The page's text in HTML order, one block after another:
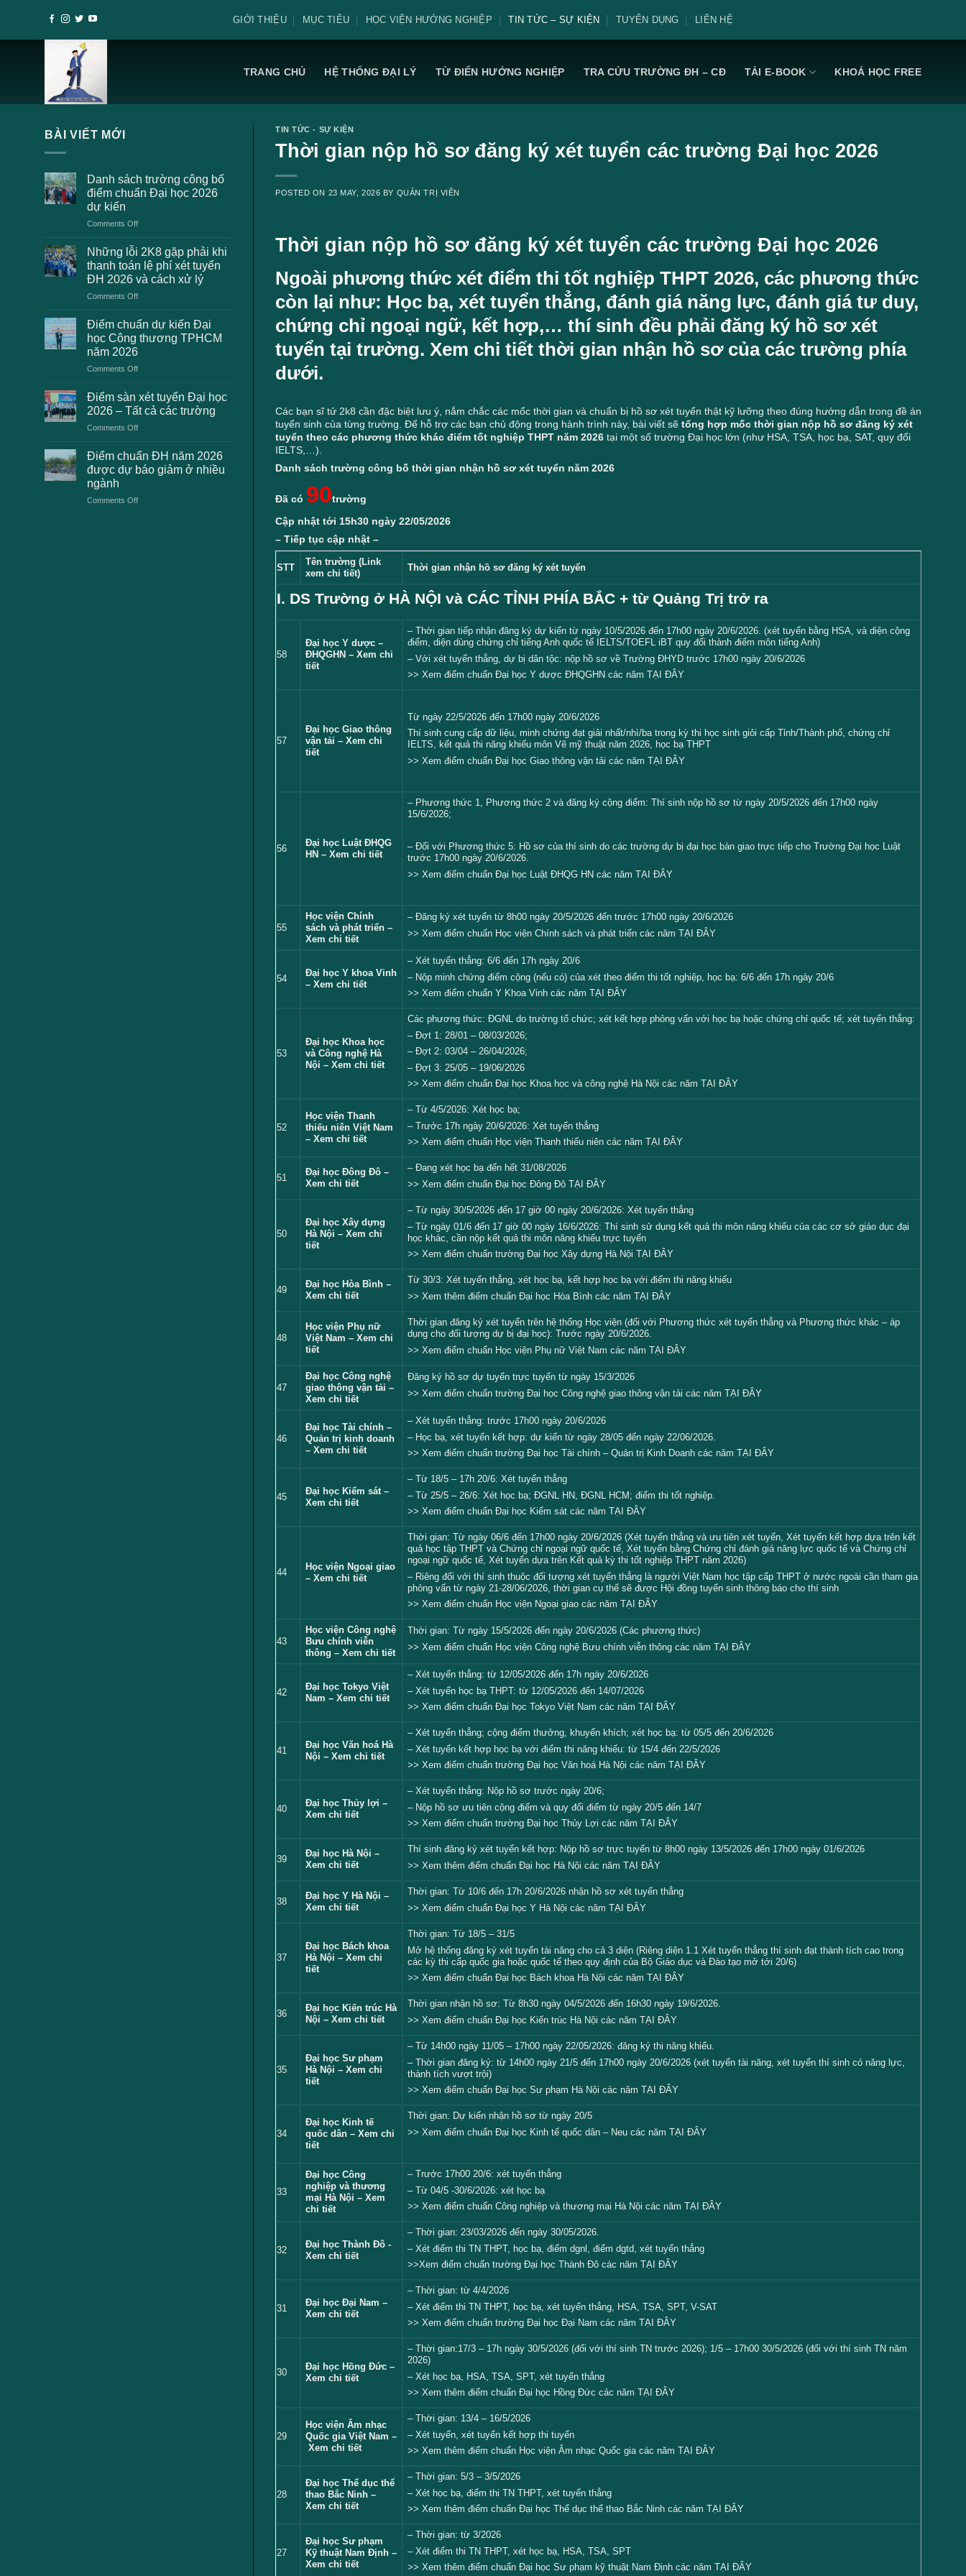
GIỚI THIỆU MỤC TIÊU HỌC VIỆN HƯỚNG NGHIỆP TIN TỨC – SỰ KIỆN TUYỂN DỤNG LIÊN HỆ
TRANG CHỦ HỆ THỐNG ĐẠI LÝ TỪ ĐIỂN HƯỚNG NGHIỆP TRA CỨU TRƯỜNG ĐH – CĐ TẢI E-BOOK KHOÁ HỌC FREE
BÀI VIẾT MỚI
Danh sách trường công bố
điểm chuẩn Đại học 2026
dự kiến
Comments Offon
sách
trường
công
bố
điểm
Đại
học
2026
kiến
Những lỗi 2K8 gặp phải khi
thanh toán lệ phí xét tuyển
ĐH 2026 và cách xử lý
Comments Offon
lỗi
2K8
gặp
phải
khi
toán
lệ
phí
xét
ĐH
2026
Điểm chuẩn dự kiến Đại
học Công thương TPHCM
năm 2026
Comments Offon
chuẩn
dự
kiến
Đại
Công
thương
TPHCM
2026
Điểm sàn xét tuyển Đại học
2026 – Tất cả các trường
Comments Offon
sàn
xét
tuyển
học
Điểm chuẩn ĐH năm 2026
được dự báo giảm ở nhiều
ngành
Comments Offon
TIN TỨC - SỰ KIỆN
Thời gian nộp hồ sơ đăng ký xét tuyển các trường Đại học 2026
POSTED ON 23 MAY, 2026 BY QUẢN TRỊ VIÊN
Thời gian nộp hồ sơ đăng ký xét tuyển các trường Đại học 2026
Ngoài phương thức xét điểm thi tốt nghiệp THPT 2026, các phương thức
còn lại như: Học bạ, xét tuyển thẳng, đánh giá năng lực, đánh giá tư duy,
chứng chỉ ngoại ngữ, kết hợp,… thí sinh đều phải đăng ký hồ sơ xét
tuyển tại trường. Xem chi tiết thời gian nhận hồ sơ của các trường phía
dưới.
Các bạn sĩ tử 2k8 cần đặc biệt lưu ý, nắm chắc các mốc thời gian và chuẩn bị hồ sơ xét tuyển thật kỹ lưỡng theo đúng hướng dẫn trong đề án
tuyển sinh của từng trường. Để hỗ trợ các bạn chủ động trong hành trình này, bài viết sẽ tổng hợp mốc thời gian nộp hồ sơ đăng ký xét
tuyển theo các phương thức khác điểm tốt nghiệp THPT năm 2026 tại một số trường Đại học lớn (như HSA, TSA, học bạ, SAT, quy đổi
IELTS,…).
Danh sách trường công bố thời gian nhận hồ sơ xét tuyển năm 2026
Đã có 90trường
Cập nhật tới 15h30 ngày 22/05/2026
– Tiếp tục cập nhật –
STT
Tên trường (Link
xem chi tiết)
Thời gian nhận hồ sơ đăng ký xét tuyển
I. DS Trường ở HÀ NỘI và CÁC TỈNH PHÍA BẮC + từ Quảng Trị trở ra
58
Đại học Y dược –
ĐHQGHN – Xem chi
tiết
– Thời gian tiếp nhận đăng ký dự kiến từ ngày 10/5/2026 đến 17h00 ngày 20/6/2026. (xét tuyển bằng HSA, và diện cộng
điểm, diện dùng chứng chỉ tiếng Anh quốc tế IELTS/TOEFL iBT quy đổi thành điểm môn tiếng Anh)
– Với xét tuyển thẳng, dự bị dân tộc: nộp hồ sơ về Trường ĐHYD trước 17h00 ngày 20/6/2026
>> Xem điểm chuẩn Đại học Y dược ĐHQGHN các nămTẠI ĐÂY
57
Đại học Giao thông
vận tải – Xem chi
tiết
Từ ngày 22/5/2026 đến 17h00 ngày 20/6/2026
Thí sinh cung cấp dữ liệu, minh chứng đạt giải nhất/nhì/ba trong kỳ thi học sinh giỏi cấp Tỉnh/Thành phố, chứng chỉ
IELTS, kết quả thi năng khiếu môn Vẽ mỹ thuật năm 2026, học bạ THPT
>> Xem điểm chuẩn Đại học Giao thông vận tải các nămTẠI ĐÂY
56
Đại học Luật ĐHQG
HN – Xem chi tiết
– Phương thức 1, Phương thức 2 và đăng ký cộng điểm: Thí sinh nộp hồ sơ từ ngày 20/5/2026 đến 17h00 ngày
15/6/2026;
– Đối với Phương thức 5: Hồ sơ của thí sinh do các trường dự bị đại học bàn giao trực tiếp cho Trường Đại học Luật
trước 17h00 ngày 20/6/2026.
>> Xem điểm chuẩn Đại học Luật ĐHQG HN các nămTẠI ĐÂY
55
Học viện Chính
sách và phát triển –
Xem chi tiết
– Đăng ký xét tuyển từ 8h00 ngày 20/5/2026 đến trước 17h00 ngày 20/6/2026
>> Xem điểm chuẩn Học viện Chính sách và phát triển các nămTẠI ĐÂY
54
Đại học Y khoa Vinh
– Xem chi tiết
– Xét tuyển thẳng: 6/6 đến 17h ngày 20/6
– Nộp minh chứng điểm cộng (nếu có) của xét theo điểm thi tốt nghiệp, học bạ: 6/6 đến 17h ngày 20/6
>> Xem điểm chuẩn Y Khoa Vinh các nămTẠI ĐÂY
53
Đại học Khoa học
và Công nghệ Hà
Nội – Xem chi tiết
Các phương thức: ĐGNL do trường tổ chức; xét kết hợp phỏng vấn với học bạ hoặc chứng chỉ quốc tế; xét tuyển thẳng:
– Đợt 1: 28/01 – 08/03/2026;
– Đợt 2: 03/04 – 26/04/2026;
– Đợt 3: 25/05 – 19/06/2026
>> Xem điểm chuẩn Đại học Khoa học và công nghệ Hà Nội các nămTẠI ĐÂY
52
Học viện Thanh
thiếu niên Việt Nam
– Xem chi tiết
– Từ 4/5/2026: Xét học bạ;
– Trước 17h ngày 20/6/2026: Xét tuyển thẳng
>> Xem điểm chuẩn Học viện Thanh thiếu niên các nămTẠI ĐÂY
51
Đại học Đông Đô –
Xem chi tiết
– Đang xét học bạ đến hết 31/08/2026
>> Xem điểm chuẩn Đại học Đông ĐôTẠI ĐÂY
50
Đại học Xây dựng
Hà Nội – Xem chi
tiết
– Từ ngày 30/5/2026 đến 17 giờ 00 ngày 20/6/2026: Xét tuyển thẳng
– Từ ngày 01/6 đến 17 giờ 00 ngày 16/6/2026: Thí sinh sử dụng kết quả thi môn năng khiếu của các cơ sở giáo dục đại
học khác, cần nộp kết quả thi môn năng khiếu trực tuyến
>> Xem điểm chuẩn trường Đại học Xây dựng Hà NộiTẠI ĐÂY
49
Đại học Hòa Bình –
Xem chi tiết
Từ 30/3: Xét tuyển thẳng, xét học bạ, kết hợp học bạ với điểm thi năng khiếu
>> Xem thêm điểm chuẩn Đại học Hòa Bình các nămTẠI ĐÂY
48
Học viện Phụ nữ
Việt Nam – Xem chi
tiết
Thời gian đăng ký xét tuyển trên hệ thống Học viện (đối với Phương thức xét tuyển thẳng và Phương thức khác – áp
dụng cho đối tượng dự bị đại học): Trước ngày 20/6/2026.
>> Xem điểm chuẩn Học viện Phụ nữ Việt Nam các nămTẠI ĐÂY
47
Đại học Công nghệ
giao thông vận tải –
Xem chi tiết
Đăng ký hồ sơ dự tuyển trực tuyến từ ngày 15/3/2026
>> Xem điểm chuẩn trường Đại học Công nghệ giao thông vận tải các năm TẠI ĐÂY
46
Đại học Tài chính –
Quản trị kinh doanh
– Xem chi tiết
– Xét tuyển thẳng: trước 17h00 ngày 20/6/2026
– Học bạ, xét tuyển kết hợp: dự kiến từ ngày 28/05 đến ngày 22/06/2026.
>> Xem điểm chuẩn trường Đại học Tài chính – Quản trị Kinh Doanh các nămTẠI ĐÂY
45
Đại học Kiểm sát –
Xem chi tiết
– Từ 18/5 – 17h 20/6: Xét tuyển thẳng
– Từ 25/5 – 26/6: Xét học bạ; ĐGNL HN, ĐGNL HCM; điểm thi tốt nghiệp.
>> Xem điểm chuẩn Đại học Kiểm sát các nămTẠI ĐÂY
44
Học viện Ngoại giao
– Xem chi tiết
Thời gian: Từ ngày 06/6 đến 17h00 ngày 20/6/2026 (Xét tuyển thẳng và ưu tiên xét tuyển, Xét tuyển kết hợp dựa trên kết
quả học tập THPT và Chứng chỉ ngoại ngữ quốc tế, Xét tuyển bằng Chứng chỉ đánh giá năng lực quốc tế và Chứng chỉ
ngoại ngữ quốc tế, Xét tuyển dựa trên Kết quả kỳ thi tốt nghiệp THPT năm 2026)
– Riêng đối với thí sinh thuộc đối tượng xét tuyển thẳng là người Việt Nam học tập cấp THPT ở nước ngoài cần tham gia
phỏng vấn từ ngày 21-28/06/2026, thời gian cụ thể sẽ được Hội đồng tuyển sinh thông báo cho thí sinh
>> Xem điểm chuẩn Học viện Ngoại giao các nămTẠI ĐÂY
43
Học viện Công nghệ
Bưu chính viễn
thông – Xem chi tiết
Thời gian: Từ ngày 15/5/2026 đến ngày 20/6/2026 (Các phương thức)
>> Xem điểm chuẩn Học viện Công nghệ Bưu chính viễn thông các nămTẠI ĐÂY
42
Đại học Tokyo Việt
Nam – Xem chi tiết
– Xét tuyển thẳng: từ 12/05/2026 đến 17h ngày 20/6/2026
– Xét tuyển học bạ THPT: từ 12/05/2026 đến 14/07/2026
>> Xem điểm chuẩn Đại học Tokyo Việt Nam các nămTẠI ĐÂY
41
Đại học Văn hoá Hà
Nội – Xem chi tiết
– Xét tuyển thẳng; cộng điểm thưởng, khuyến khích; xét học bạ: từ 05/5 đến 20/6/2026
– Xét tuyển kết hợp học bạ với điểm thi năng khiếu: từ 15/4 đến 22/5/2026
>> Xem điểm chuẩn trường Đại học Văn hoá Hà Nội các năm TẠI ĐÂY
40
Đại học Thủy lợi –
Xem chi tiết
– Xét tuyển thẳng: Nộp hồ sơ trước ngày 20/6;
– Nộp hồ sơ ưu tiên cộng điểm và quy đổi điểm từ ngày 20/5 đến 14/7
>> Xem điểm chuẩn trường Đại học Thủy Lợi các nămTẠI ĐÂY
39
Đại học Hà Nội –
Xem chi tiết
Thí sinh đăng ký xét tuyển kết hợp: Nộp hồ sơ trực tuyến từ 8h00 ngày 13/5/2026 đến 17h00 ngày 01/6/2026
>> Xem thêm điểm chuẩn Đại học Hà Nội các nămTẠI ĐÂY
38
Đại học Y Hà Nội –
Xem chi tiết
Thời gian: Từ 10/6 đến 17h 20/6/2026 nhận hồ sơ xét tuyển thẳng
>> Xem điểm chuẩn Đại học Y Hà Nội các nămTẠI ĐÂY
37
Đại học Bách khoa
Hà Nội – Xem chi
tiết
Thời gian: Từ 18/5 – 31/5
Mở hệ thống đăng ký xét tuyển tài năng cho cả 3 diện (Riêng diện 1.1 Xét tuyển thẳng thí sinh đạt thành tích cao trong
các kỳ thi cấp quốc gia hoặc quốc tế theo quy định của Bộ Giáo dục và Đào tạo mở tới 20/6)
>> Xem điểm chuẩn Đại học Bách khoa Hà Nội các nămTẠI ĐÂY
36
Đại học Kiến trúc Hà
Nội – Xem chi tiết
Thời gian nhận hồ sơ: Từ 8h30 ngày 04/5/2026 đến 16h30 ngày 19/6/2026.
>> Xem điểm chuẩn Đại học Kiến trúc Hà Nội các nămTẠI ĐÂY
35
Đại học Sư phạm
Hà Nội – Xem chi
tiết
– Từ 14h00 ngày 11/05 – 17h00 ngày 22/05/2026: đăng ký thi năng khiếu.
– Thời gian đăng ký: từ 14h00 ngày 21/5 đến 17h00 ngày 20/6/2026 (xét tuyển tài năng, xét tuyển thí sinh có năng lực,
thành tích vượt trội)
>> Xem điểm chuẩn Đại học Sư phạm Hà Nội các nămTẠI ĐÂY
34
Đại học Kinh tế
quốc dân – Xem chi
tiết
Thời gian: Dự kiến nhận hồ sơ từ ngày 20/5
>> Xem điểm chuẩn Đại học Kinh tế quốc dân – Neu các nămTẠI ĐÂY
33
Đại học Công
nghiệp và thương
mại Hà Nội – Xem
chi tiết
– Trước 17h00 20/6: xét tuyển thẳng
– Từ 04/5 -30/6/2026: xét học bạ
>> Xem điểm chuẩn Công nghiệp và thương mại Hà Nội các nămTẠI ĐÂY
32
Đại học Thành Đô -
Xem chi tiết
– Thời gian: 23/03/2026 đến ngày 30/05/2026.
– Xét điểm thi TN THPT, học bạ, điểm dgnl, điểm dgtd, xét tuyển thẳng
>>Xem điểm chuẩn trường Đại học Thành Đô các nămTẠI ĐÂY
31
Đại học Đại Nam –
Xem chi tiết
– Thời gian: từ 4/4/2026
– Xét điểm thi TN THPT, học bạ, xét tuyển thẳng, HSA, TSA, SPT, V-SAT
>> Xem điểm chuẩn trường Đại học Đại Nam các nămTẠI ĐÂY
30
Đại học Hồng Đức –
Xem chi tiết
– Thời gian:17/3 – 17h ngày 30/5/2026 (đối với thí sinh TN trước 2026); 1/5 – 17h00 30/5/2026 (đối với thí sinh TN năm
2026)
– Xét học bạ, HSA, TSA, SPT, xét tuyển thẳng
>> Xem thêm điểm chuẩn Đại học Hồng Đức các nămTẠI ĐÂY
29
Học viện Âm nhạc
Quốc gia Việt Nam –
Xem chi tiết
– Thời gian: 13/4 – 16/5/2026
– Xét tuyển, xét tuyển kết hợp thi tuyển
>> Xem thêm điểm chuẩn Học viện Âm nhạc Quốc gia các nămTẠI ĐÂY
28
Đại học Thể dục thể
thao Bắc Ninh –
Xem chi tiết
– Thời gian: 5/3 – 3/5/2026
– Xét học bạ, điểm thi TN THPT, xét tuyển thẳng
>> Xem thêm điểm chuẩn Đại học Thể dục thể thao Bắc Ninh các nămTẠI ĐÂY
27
Đại học Sư phạm
Kỹ thuật Nam Định –
Xem chi tiết
– Thời gian: từ 3/2026
– Xét điểm thi TN THPT, xét học bạ, HSA, TSA, SPT
>> Xem thêm điểm chuẩn Đại học Sư phạm kỹ thuật Nam Định các nămTẠI ĐÂY